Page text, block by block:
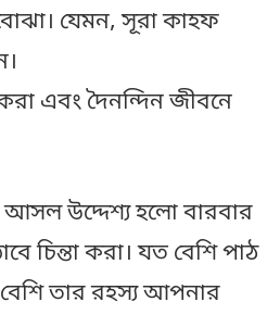
যেমন, সূরা কাহফ
এবং দৈনন্দিন জীবনে
উদ্দেশ্য হলো বারবার
চিন্তা করা। যত বেশি পাঠ
তার রহস্য আপনার